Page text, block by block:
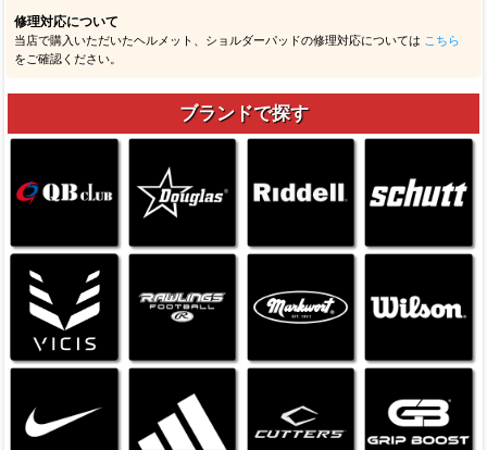
修理対応について
当店で購入いただいたヘルメット、ショルダーパッドの修理対応については こちら
をご確認ください。
ブランドで探す